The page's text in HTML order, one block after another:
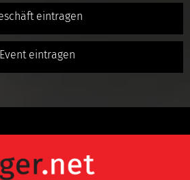
eintragen
Event eintragen